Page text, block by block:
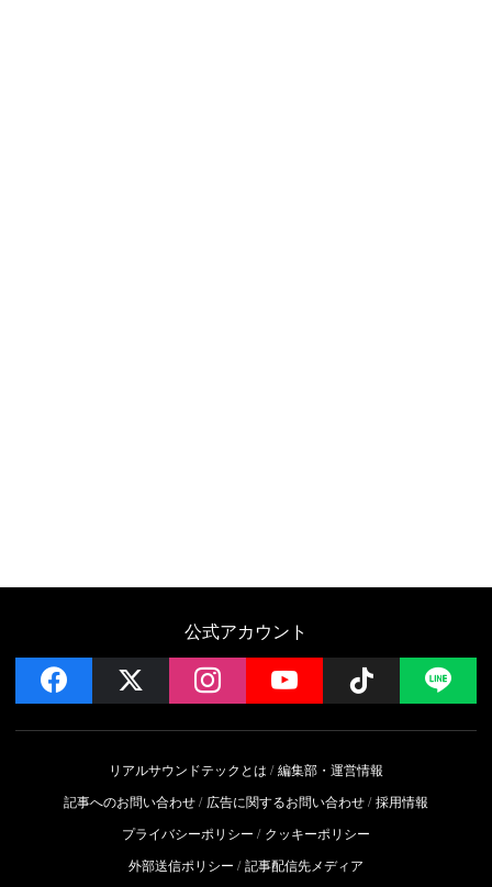
公式アカウント
facebook instagramYouTube Follow
リアルサウンドテックとは
編集部・運営情報
記事へのお問い合わせ
広告に関するお問い合わせ 採用情報
プライバシーポリシー
クッキーポリシー
外部送信ポリシー
記事配信先メディア